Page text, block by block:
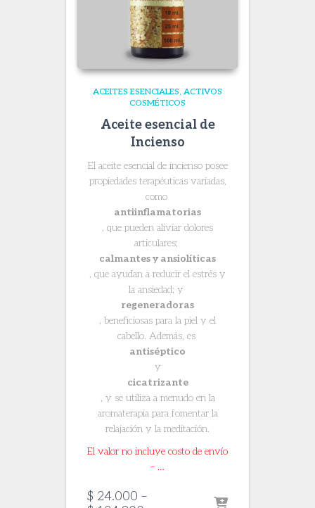
ACEITES ESENCIALES ACTIVOS
COSMÉTICOS
Aceite esencial de
Incienso
El aceite esencial de incienso posee
propiedades terapéuticas variadas,
como
antiinflamatorias
, que pueden aliviar dolores
articulares;
calmantes y ansiolíticas
, que ayudan a reducir el estrés y
la ansiedad; y
regeneradoras
, beneficiosas para la piel y el
cabello. Además, es
antiséptico
y
cicatrizante
, y se utiliza a menudo en la
aromaterapia para fomentar la
relajación y la meditación.
El valor no incluye costo de envío
– …
$ 24.000 –